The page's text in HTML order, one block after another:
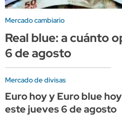
Mercado cambiario
Real blue: a cuánto
6 de agosto
Mercado de divisas
Euro hoy y Euro blue
este jueves 6 de agosto